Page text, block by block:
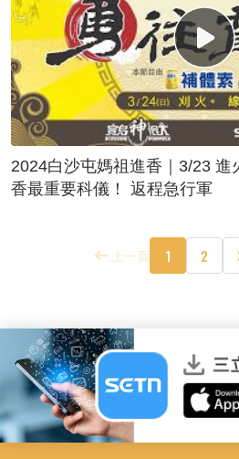
2024白沙屯媽祖進香｜3/23 進
香最重要科儀！ 返程急行軍
上一頁 1 2